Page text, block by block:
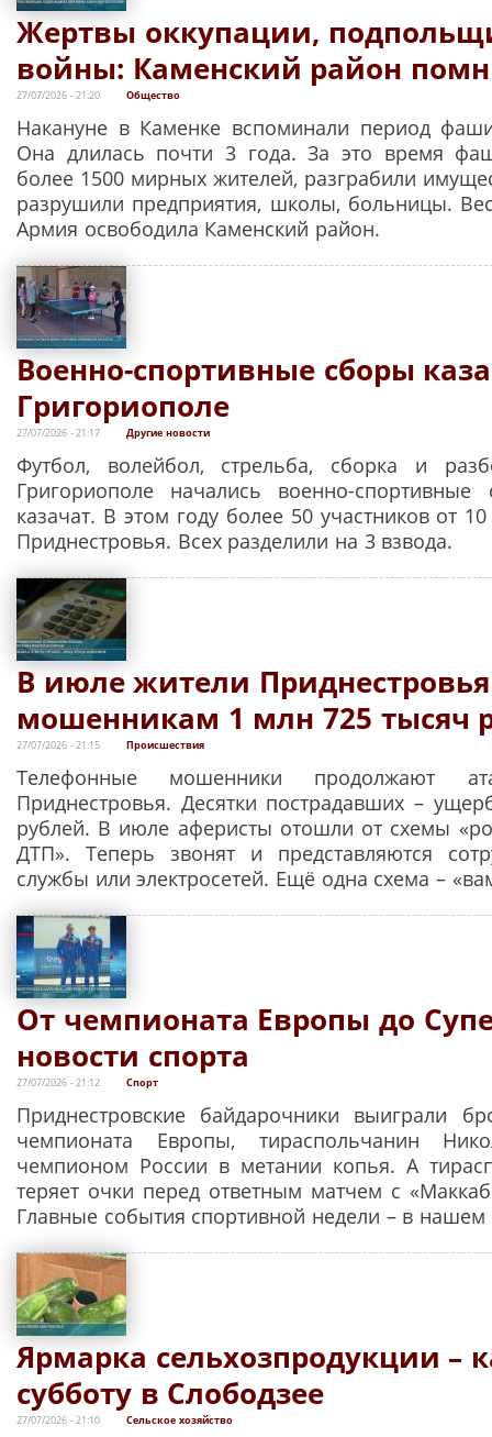
Жертвы оккупации,
войны: Каменский район
27/07/2026 - 21:20 Общество
Накануне в Каменке вспоминали период
Она длилась почти 3 года. За это время
более 1500 мирных жителей, разграбили
разрушили предприятия, школы, больницы.
Армия освободила Каменский район.
Военно-спортивные сборы
Григориополе
27/07/2026 - 21:17 Другие новости
Футбол, волейбол, стрельба, сборка и
Григориополе начались военно-спортивные
казачат. В этом году более 50 участников от
Приднестровья. Всех разделили на 3 взвода.
В июле жители
мошенникам 1 млн 725 тысяч
27/07/2026 - 21:15 Происшествия
Телефонные мошенники продолжают
Приднестровья. Десятки пострадавших –
рублей. В июле аферисты отошли от схемы
ДТП». Теперь звонят и представляются
службы или электросетей. Ещё одна схема –
От чемпионата Европы до
новости спорта
27/07/2026 - 21:12 Спорт
Приднестровские байдарочники выиграли
чемпионата Европы, тираспольчанин
чемпионом России в метании копья. А
теряет очки перед ответным матчем с
Главные события спортивной недели – в нашем
Ярмарка сельхозпродукции –
субботу в Слободзее
27/07/2026 - 21:10 Сельское хозяйство